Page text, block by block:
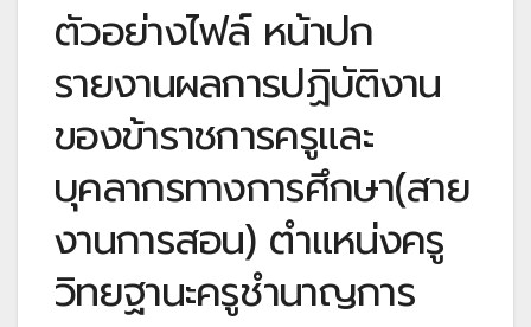
ตัวอย่างไฟล์ หน้าปก
รายงานผลการปฏิบัติงาน
ของข้าราชการครูและ
บุคลากรทางการศึกษา(สาย
งานการสอน) ตำแหน่งครู
วิทยฐานะครูชำนาญการ